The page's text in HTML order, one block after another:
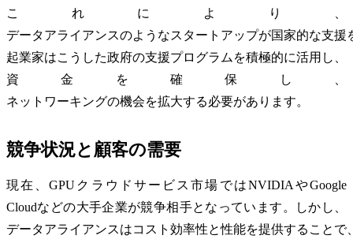
これにより、
データアライアンスのようなスタートアップが国家的な支援
起業家はこうした政府の支援プログラムを積極的に活用し、
資金を確保し、
ネットワーキングの機会を拡大する必要があります。
競争状況と顧客の需要
現在、GPUクラウドサービス市場ではNVIDIAやGoogle
Cloudなどの大手企業が競争相手となっています。しかし、
データアライアンスはコスト効率性と性能を提供することで